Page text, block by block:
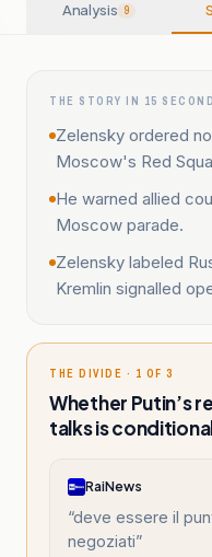
Analysis 9
THE STORY IN 15
Zelensky ordered
Moscow's Red
He warned allied
Moscow parade.
Zelensky labeled
Kremlin signalled
THE DIVIDE · 1 OF 3
Whether Putin’s
talks is
RaiNews
“deve essere il
negoziati”